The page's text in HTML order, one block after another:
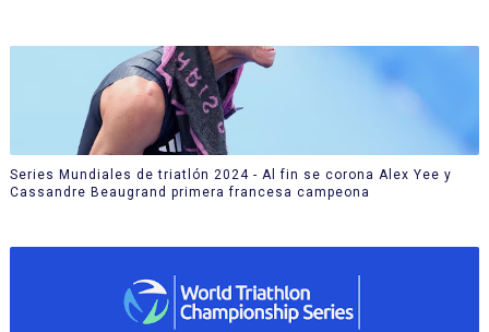
Series Mundiales de triatlón 2024 - Al fin se corona Alex Yee y
Cassandre Beaugrand primera francesa campeona